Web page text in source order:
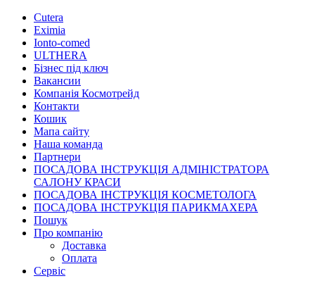
Cutera
Eximia
Ionto-comed
ULTHERA
Бізнес під ключ
Вакансии
Компанія Космотрейд
Контакти
Кошик
Мапа сайту
Наша команда
Партнери
ПОСАДОВА ІНСТРУКЦІЯ АДМІНІСТРАТОРА
САЛОНУ КРАСИ
ПОСАДОВА ІНСТРУКЦІЯ КОСМЕТОЛОГА
ПОСАДОВА ІНСТРУКЦІЯ ПАРИКМАХЕРА
Пошук
Про компанію
Доставка
Оплата
Сервіс